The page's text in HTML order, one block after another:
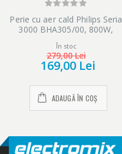
Perie cu aer cald Philips Seria
3000 BHA305/00, 800W,
accesorii, diametru perie
38mm, setare temperatura
de ingrijire si aer rece,
În stoc
279,00 Lei
169,00 Lei
ADAUGĂ ÎN COȘ